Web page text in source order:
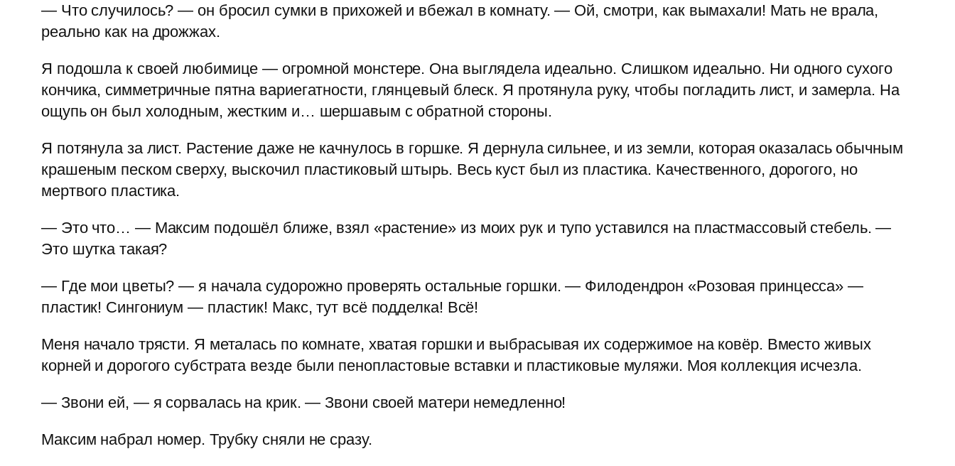
— Что случилось? — он бросил сумки в прихожей и вбежал в комнату. — Ой, смотри, как вымахали! Мать не врала,
реально как на дрожжах.
Я подошла к своей любимице — огромной монстере. Она выглядела идеально. Слишком идеально. Ни одного сухого
кончика, симметричные пятна вариегатности, глянцевый блеск. Я протянула руку, чтобы погладить лист, и замерла. На
ощупь он был холодным, жестким и… шершавым с обратной стороны.
Я потянула за лист. Растение даже не качнулось в горшке. Я дернула сильнее, и из земли, которая оказалась обычным
крашеным песком сверху, выскочил пластиковый штырь. Весь куст был из пластика. Качественного, дорогого, но
мертвого пластика.
— Это что… — Максим подошёл ближе, взял «растение» из моих рук и тупо уставился на пластмассовый стебель. —
Это шутка такая?
— Где мои цветы? — я начала судорожно проверять остальные горшки. — Филодендрон «Розовая принцесса» —
пластик! Сингониум — пластик! Макс, тут всё подделка! Всё!
Меня начало трясти. Я металась по комнате, хватая горшки и выбрасывая их содержимое на ковёр. Вместо живых
корней и дорогого субстрата везде были пенопластовые вставки и пластиковые муляжи. Моя коллекция исчезла.
— Звони ей, — я сорвалась на крик. — Звони своей матери немедленно!
Максим набрал номер. Трубку сняли не сразу.